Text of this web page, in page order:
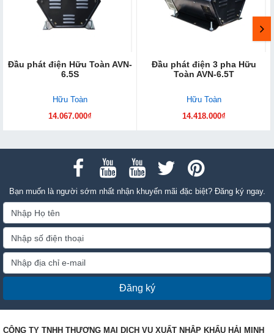
Đầu phát điện Hữu Toàn AVN-
6.5S
Hữu Toàn
14.067.000₫
Đầu phát điện 3 pha Hữu
Toàn AVN-6.5T
Hữu Toàn
14.418.000₫
Bạn muốn là người sớm nhất nhận khuyến mãi đặc biệt? Đăng ký ngay.
Đăng ký
CÔNG TY TNHH THƯƠNG MẠI DỊCH VỤ XUẤT NHẬP KHẨU HẢI MINH